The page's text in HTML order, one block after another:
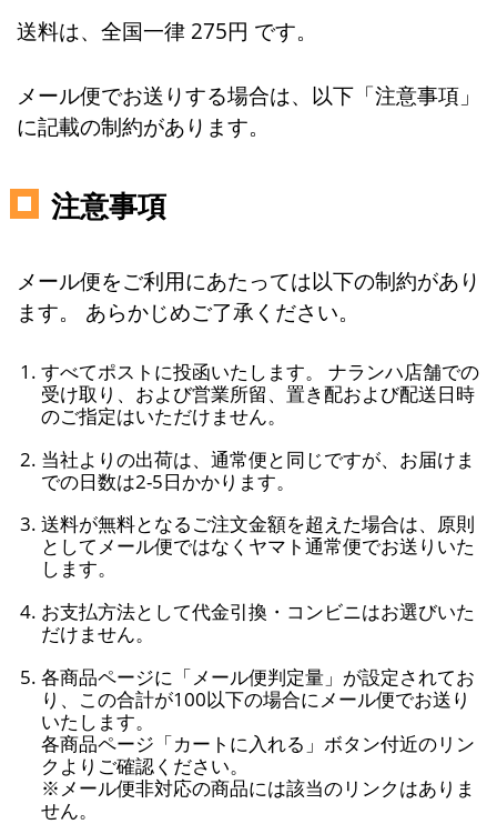
送料は、全国一律 275円 です。
メール便でお送りする場合は、以下「注意事項」
に記載の制約があります。
注意事項
メール便をご利用にあたっては以下の制約があり
ます。 あらかじめご了承ください。
すべてポストに投函いたします。 ナランハ店舗での
受け取り、および営業所留、置き配および配送日時
のご指定はいただけません。
当社よりの出荷は、通常便と同じですが、お届けま
での日数は2-5日かかります。
送料が無料となるご注文金額を超えた場合は、原則
としてメール便ではなくヤマト通常便でお送りいた
します。
お支払方法として代金引換・コンビニはお選びいた
だけません。
各商品ページに「メール便判定量」が設定されてお
り、この合計が100以下の場合にメール便でお送り
いたします。
各商品ページ「カートに入れる」ボタン付近のリン
クよりご確認ください。
※メール便非対応の商品には該当のリンクはありま
せん。